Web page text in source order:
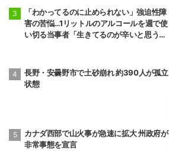
「わかってるのに止められない」強迫性障
害の苦悩…1リットルのアルコールを週で使
い切る当事者「生きてるのが辛いと思うこ
長野・安曇野市で土砂崩れ 約390人が孤立
状態
カナダ西部で山火事が急速に拡大 州政府が
非常事態を宣言